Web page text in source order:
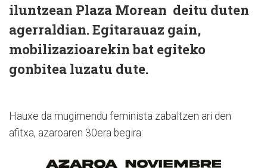
iluntzean Plaza Morean deitu duten
agerraldian. Egitarauaz gain,
mobilizazioarekin bat egiteko
gonbitea luzatu dute.
Hauxe da mugimendu feminista zabaltzen ari den
afitxa, azaroaren 30era begira: